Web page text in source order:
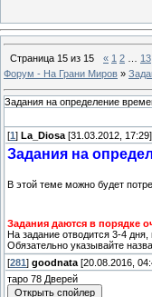
Страница 15 из 15 « 1 2 13
Форум - На Грани Миров »
Задания на определение
[1 ] La_Diosa [31.03.2012, 17:29]
Задания на
В этой теме можно будет
Задания даются в порядке
На задание отводится 3-4 дня,
Обязательно указывайте
[281 ] goodnata [20.08.2016,
таро 78 Дверей